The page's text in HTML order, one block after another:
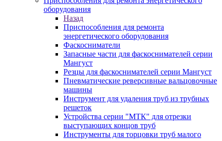
оборудования
Назад
Приспособления для ремонта
энергетического оборудования
Фаскосниматели
Запасные части для фаскоснимателей серии
Мангуст
Резцы для фаскоснимателей серии Мангуст
Пневматические реверсивные вальцовочные
машины
Инструмент для удаления труб из трубных
решеток
Устройства серии "МТК" для отрезки
выступающих концов труб
Инструменты для торцовки труб малого